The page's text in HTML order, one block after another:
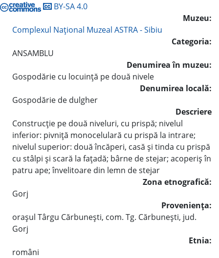
BY-SA 4.0
Muzeu:
Complexul Naţional Muzeal ASTRA - Sibiu
Categoria:
ANSAMBLU
Denumirea în muzeu:
Gospodărie cu locuinţă pe două nivele
Denumirea locală:
Gospodărie de dulgher
Descriere
Construcţie pe două niveluri, cu prispă; nivelul
inferior: pivniţă monocelulară cu prispă la intrare;
nivelul superior: două încăperi, casă şi tinda cu prispă
cu stâlpi şi scară la faţadă; bârne de stejar; acoperiş în
patru ape; învelitoare din lemn de stejar
Zona etnografică:
Gorj
Provenienţa:
oraşul Târgu Cărbuneşti, com. Tg. Cărbuneşti, jud.
Gorj
Etnia:
români